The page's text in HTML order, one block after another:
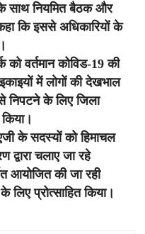
के साथ नियमित बैठक और
कि इससे अधिकारियों के
वर्तमान कोविड-19 की
में लोगों की देखभाल
निपटने के लिए जिला
के सदस्यों को हिमाचल
द्वारा चलाए जा रहे
आयोजित की जा रही
लिए प्रोत्साहित किया।